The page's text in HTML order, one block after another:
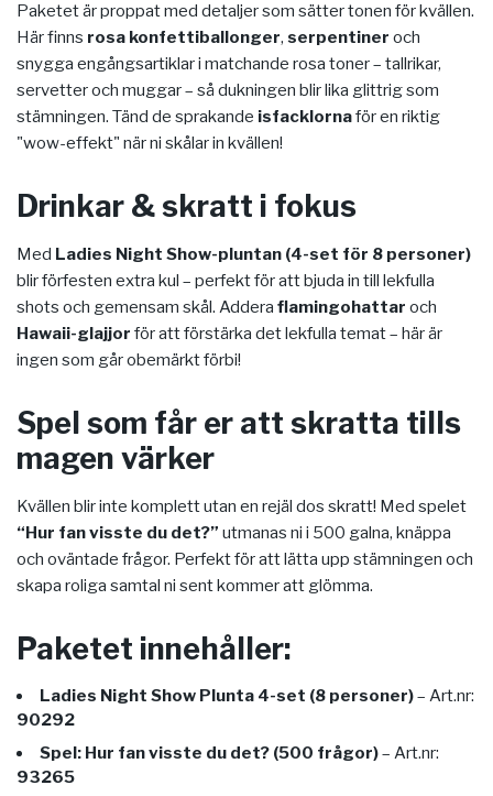
Paketet är proppat med detaljer som sätter tonen för kvällen.
Här finns rosa konfettiballonger, serpentiner och
snygga engångsartiklar i matchande rosa toner – tallrikar,
servetter och muggar – så dukningen blir lika glittrig som
stämningen. Tänd de sprakande isfacklornaför en riktig
"wow-effekt" när ni skålar in kvällen!
Drinkar & skratt i fokus
Med Ladies Night Show-pluntan (4-set för 8 personer)
blir förfesten extra kul – perfekt för att bjuda in till lekfulla
shots och gemensam skål. Addera flamingohattar och
Hawaii-glajjor för att förstärka det lekfulla temat – här är
ingen som går obemärkt förbi!
Spel som får er att skratta tills
magen värker
Kvällen blir inte komplett utan en rejäl dos skratt! Med spelet
“Hur fan visste du det?” utmanas ni i 500 galna, knäppa
och oväntade frågor. Perfekt för att lätta upp stämningen och
skapa roliga samtal ni sent kommer att glömma.
Paketet innehåller:
Ladies Night Show Plunta 4-set (8 personer)– Art.nr:
90292
Spel: Hur fan visste du det? (500 frågor)– Art.nr:
93265